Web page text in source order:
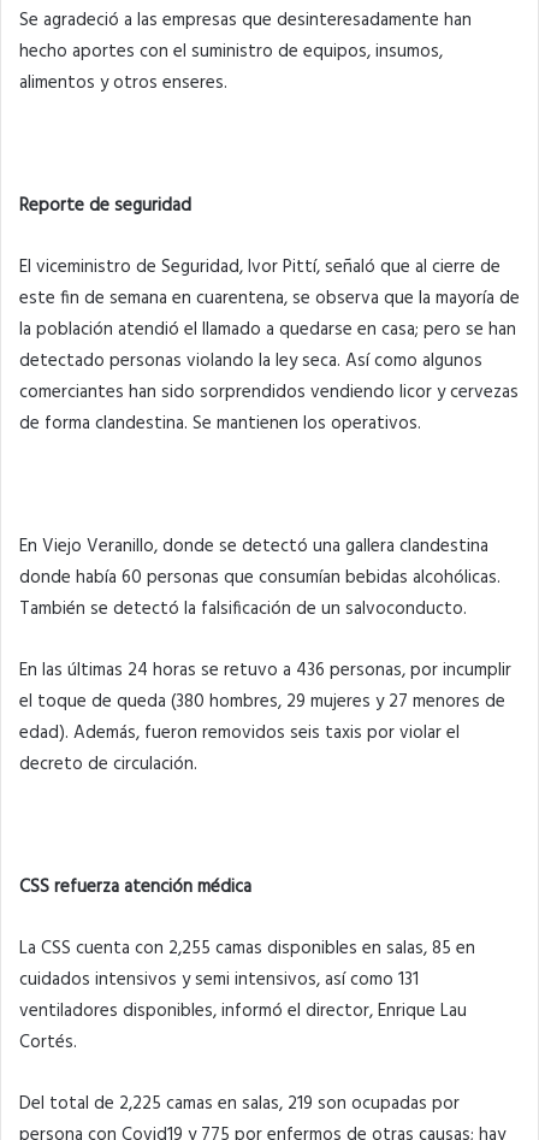
Se agradeció a las empresas que desinteresadamente han
hecho aportes con el suministro de equipos, insumos,
alimentos y otros enseres.
Reporte de seguridad
El viceministro de Seguridad, Ivor Pittí, señaló que al cierre de
este fin de semana en cuarentena, se observa que la mayoría de
la población atendió el llamado a quedarse en casa; pero se han
detectado personas violando la ley seca. Así como algunos
comerciantes han sido sorprendidos vendiendo licor y cervezas
de forma clandestina. Se mantienen los operativos.
En Viejo Veranillo, donde se detectó una gallera clandestina
donde había 60 personas que consumían bebidas alcohólicas.
También se detectó la falsificación de un salvoconducto.
En las últimas 24 horas se retuvo a 436 personas, por incumplir
el toque de queda (380 hombres, 29 mujeres y 27 menores de
edad). Además, fueron removidos seis taxis por violar el
decreto de circulación.
CSS refuerza atención médica
La CSS cuenta con 2,255 camas disponibles en salas, 85 en
cuidados intensivos y semi intensivos, así como 131
ventiladores disponibles, informó el director, Enrique Lau
Cortés.
Del total de 2,225 camas en salas, 219 son ocupadas por